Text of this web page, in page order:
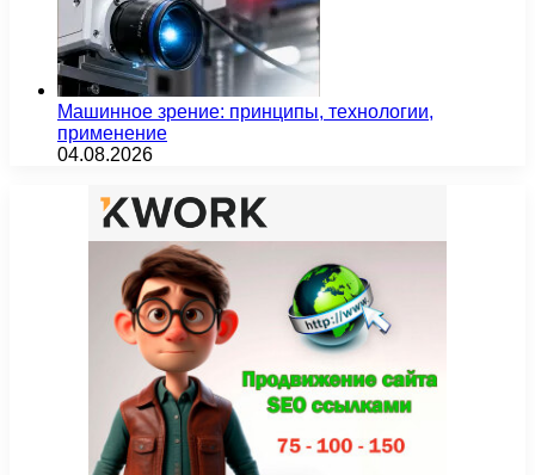
Машинное зрение: принципы, технологии,
применение
04.08.2026